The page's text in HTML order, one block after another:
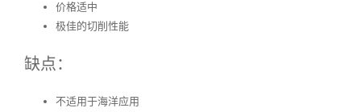
价格适中
极佳的切削性能
缺点：
不适用于海洋应用